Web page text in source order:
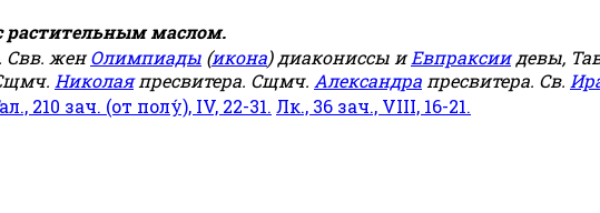
растительным маслом.
Свв. женОлимпиады (икона) диакониссы иЕвпраксиидевы,
Николаяпресвитера. Сщмч. Александра пресвитера. Св.
210 зач. (от полу́), IV, 22-31. Лк., 36 зач., VIII, 16-21.